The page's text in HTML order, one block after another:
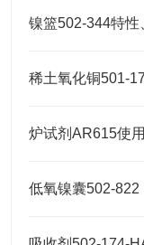
镍篮502-344特
稀土氧化铜501-
炉试剂AR615使
低氧镍囊502-